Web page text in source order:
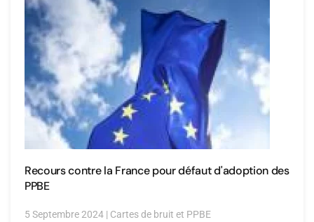
Recours contre la France pour défaut d'adoption des
PPBE
5 Septembre 2024 | Cartes de bruit et PPBE